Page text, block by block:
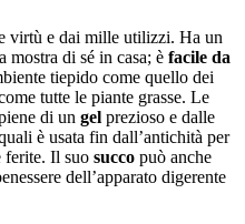
virtù e dai mille utilizzi. Ha un
mostra di sé in casa; è facile da
tiepido come quello dei
tutte le piante grasse. Le
di un gel prezioso e dalle
è usata fin dall’antichità per
ferite. Il suo succo può anche
dell’apparato digerente